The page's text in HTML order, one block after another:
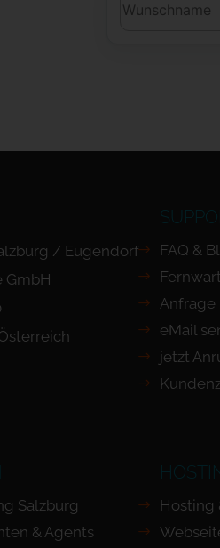
/ Eugendorf
GmbH
FAQ &
Anfrage
eMail
jetzt
Salzburg
& Agents
Hosting